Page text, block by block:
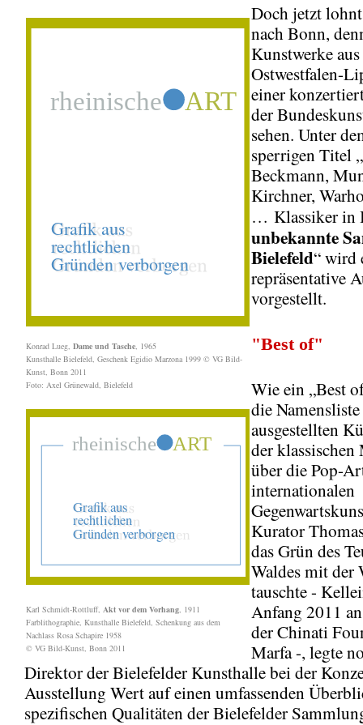
Konrad Lueg, Dame und Tasche , 1965
Kunsthalle Bielefeld, Geschenk Egidio Marzona 1999 © VG Bild-
Kunst, Bonn 2011
Foto: Axel Grünewald, Bielefeld
Karl Schmidt-Rottluff, Akt vor dem Vorhang , 1911
Farblithographie, Kunsthalle Bielefeld, Schenkung aus dem
Nachlass Rosa Schapire 1958
© VG Bild-Kunst, Bonn 2011
Doch jetzt
nach Bonn,
Kunstwerke aus
Ostwestfalen-
einer
der
sehen. Unter
sperrigen Titel
Beckmann,
Kirchner,
… Klassiker in
unbekannte
Bielefeld“ wird
repräsentative
vorgestellt.
"Best of"
Wie ein „Best
die
ausgestellten
der klassischen
über die Pop-
internationalen
Kurator
das Grün des
Waldes mit der
tauschte -
Anfang 2011
der Chinati
Marfa -, legte
Direktor der Bielefelder Kunsthalle bei der
Ausstellung Wert auf einen umfassenden
spezifischen Qualitäten der Bielefelder